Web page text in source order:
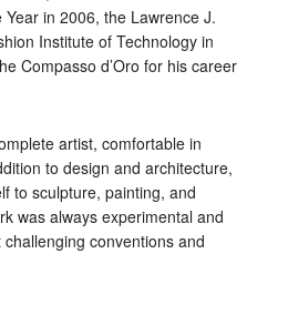
in 2006, the Lawrence J.
Institute of Technology in
Compasso d’Oro for his career
artist, comfortable in
to design and architecture,
to sculpture, painting, and
was always experimental and
conventions and